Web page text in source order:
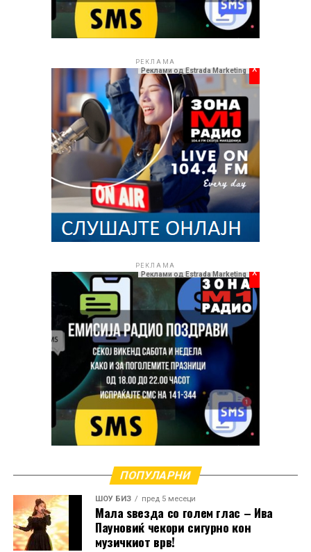
признава дека спомените се толку многубројни што
решила да ги преточи во две автобиографски
книги.
„Имам навистина многу спомени и тие траат цел
РЕКЛАМА
Реклами од Estrada Marketing x
РЕКЛАМА
Реклами од Estrada Marketing x
ПОПУЛАРНИ
ШОУ БИЗ пред 5 месеци
Мала ѕвезда со голем глас – Ива
Пауновиќ чекори сигурно кон
музичкиот врв!